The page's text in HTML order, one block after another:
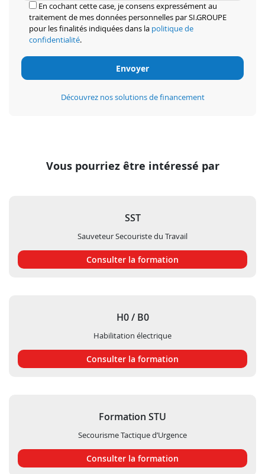
En cochant cette case, je consens expressément au
traitement de mes données personnelles par SI.GROUPE
pour les finalités indiquées dans la politique de
confidentialité.
Découvrez nos solutions de financement
Vous pourriez être intéressé par
SST
Sauveteur Secouriste du Travail
Consulter la formation
H0 / B0
Habilitation électrique
Consulter la formation
Formation STU
Secourisme Tactique d’Urgence
Consulter la formation